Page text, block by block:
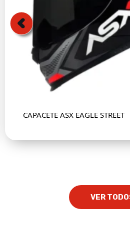
CAPACETE ASX EAGLE STREET
VER